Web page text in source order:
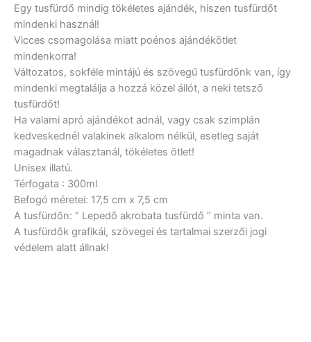
Egy tusfürdő mindig tökéletes ajándék, hiszen tusfürdőt
mindenki használ!
Vicces csomagolása miatt poénos ajándékötlet
mindenkorra!
Változatos, sokféle mintájú és szövegű tusfürdőnk van, így
mindenki megtalálja a hozzá közel állót, a neki tetsző
tusfürdőt!
Ha valami apró ajándékot adnál, vagy csak szimplán
kedveskednél valakinek alkalom nélkül, esetleg saját
magadnak választanál, tökéletes ötlet!
Unisex illatú.
Térfogata : 300ml
Befogó méretei: 17,5 cm x 7,5 cm
A tusfürdőn: ” Lepedő akrobata tusfürdő ” minta van.
A tusfürdők grafikái, szövegei és tartalmai szerzői jogi
védelem alatt állnak!